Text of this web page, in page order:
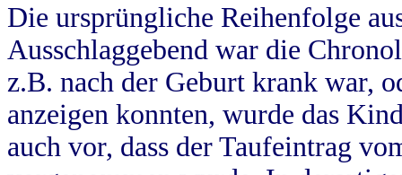
Die ursprüngliche Reihenfolge
Ausschlaggebend war die
z.B. nach der Geburt krank war,
anzeigen konnten, wurde das
auch vor, dass der Taufeintrag